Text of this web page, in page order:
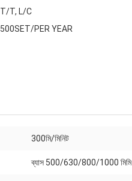
T/T, L/C
500SET/PER YEAR
300মি/মিনিট
ব্যাস 500/630/800/1000 মিমি